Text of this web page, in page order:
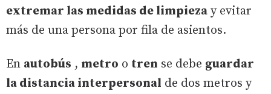
extremar las medidas de limpieza y evitar
más de una persona por fila de asientos.
En autobús , metro o tren se debe guardar
la distancia interpersonal de dos metros y